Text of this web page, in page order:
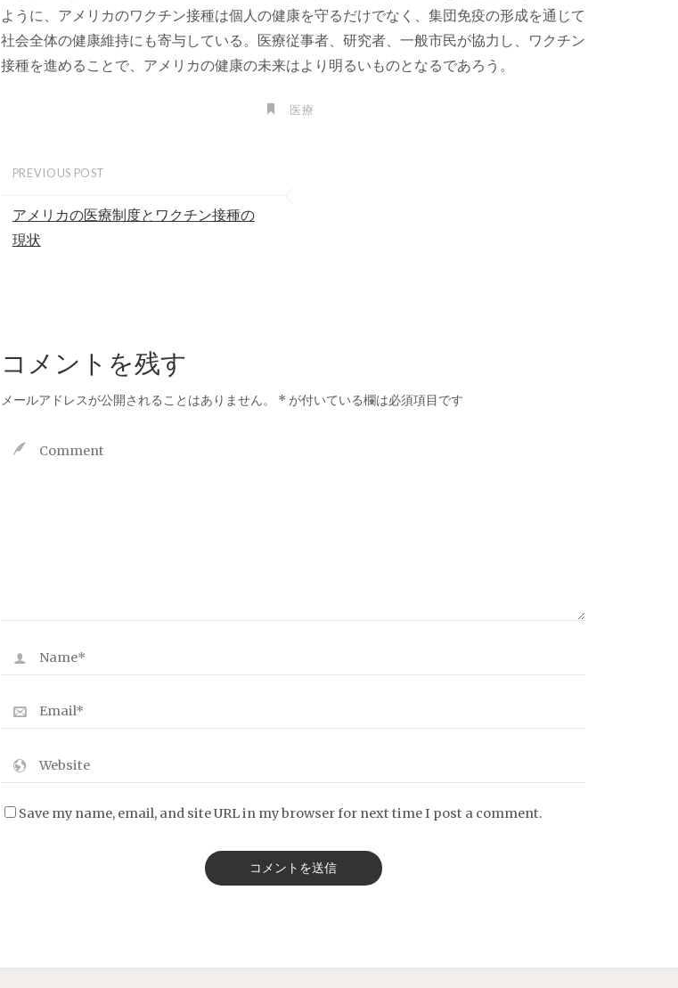
ように、アメリカのワクチン接種は個人の健康を守るだけでなく、集団免疫の形成を通じて
社会全体の健康維持にも寄与している。医療従事者、研究者、一般市民が協力し、ワクチン
接種を進めることで、アメリカの健康の未来はより明るいものとなるであろう。
医療
PREVIOUS POST
アメリカの医療制度とワクチン接種の
現状
コメントを残す
メールアドレスが公開されることはありません。 * が付いている欄は必須項目です
Save my name, email, and site URL in my browser for next time I post a comment.